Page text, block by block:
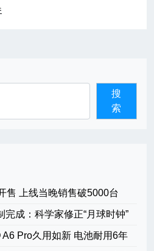
搜
索
售 上线当晚销售破5000台
成：科学家修正“月球时钟”
A6 Pro久用如新 电池耐用6年